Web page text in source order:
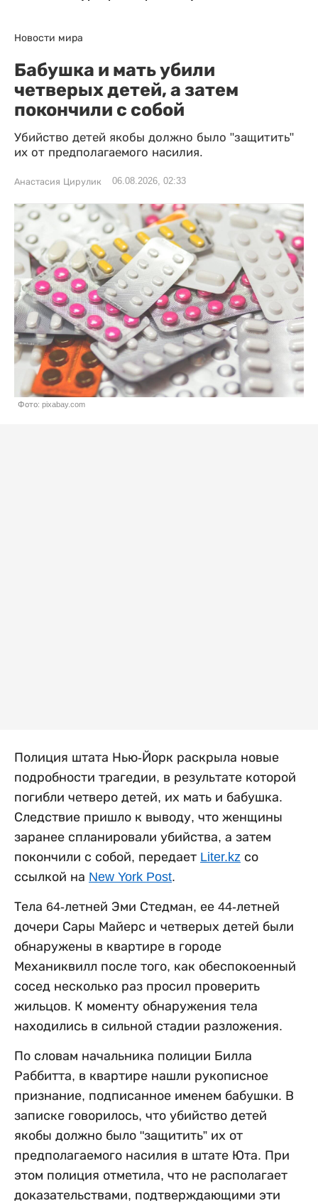
Новости мира
Бабушка и мать убили
четверых детей, а затем
покончили с собой
Убийство детей якобы должно было "защитить"
их от предполагаемого насилия.
Анастасия Цирулик 06.08.2026, 02:33
Фото: pixabay.com
Полиция штата Нью-Йорк раскрыла новые
подробности трагедии, в результате которой
погибли четверо детей, их мать и бабушка.
Следствие пришло к выводу, что женщины
заранее спланировали убийства, а затем
покончили с собой, передает Liter.kz со
ссылкой на New York Post.
Тела 64-летней Эми Стедман, ее 44-летней
дочери Сары Майерс и четверых детей были
обнаружены в квартире в городе
Механиквилл после того, как обеспокоенный
сосед несколько раз просил проверить
жильцов. К моменту обнаружения тела
находились в сильной стадии разложения.
По словам начальника полиции Билла
Раббитта, в квартире нашли рукописное
признание, подписанное именем бабушки. В
записке говорилось, что убийство детей
якобы должно было "защитить” их от
предполагаемого насилия в штате Юта. При
этом полиция отметила, что не располагает
доказательствами, подтверждающими эти